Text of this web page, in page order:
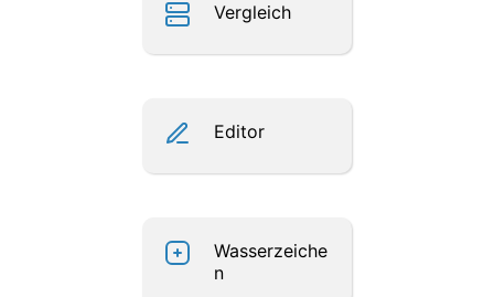
Vergleich
Editor
Wasserzeiche
n